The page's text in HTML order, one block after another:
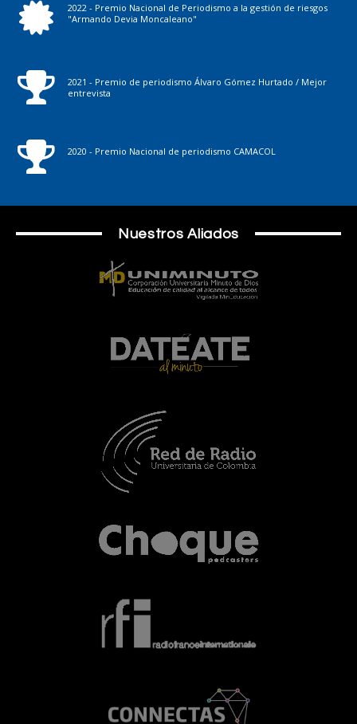
2022 - Premio Nacional de Periodismo a la gestión de riesgos
"Armando Devia Moncaleano"
2021 - Premio de periodismo Álvaro Gómez Hurtado / Mejor
entrevista
2020 - Premio Nacional de periodismo CAMACOL
Nuestros Aliados